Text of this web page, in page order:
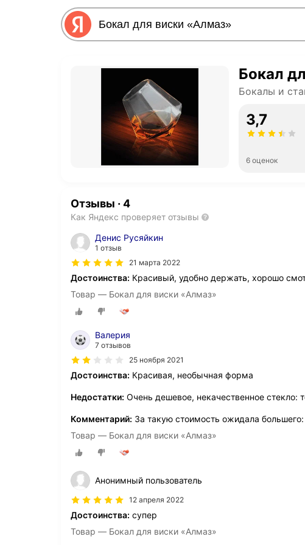
Бокал
Бокалы и
3,7
6 оценок
Отзывы · 4
Как Яндекс проверяет отзывы
Денис Русяйкин
1 отзыв
21 марта 2022
Достоинства: Красивый, удобно держать, хорошо
Товар — Бокал для виски «Алмаз»
Валерия
7 отзывов
25 ноября 2021
Достоинства: Красивая, необычная форма
Недостатки: Очень дешевое, некачественное стекло:
Комментарий: За такую стоимость ожидала большего:
Товар — Бокал для виски «Алмаз»
Анонимный пользователь
12 апреля 2022
Достоинства: супер
Товар — Бокал для виски «Алмаз»